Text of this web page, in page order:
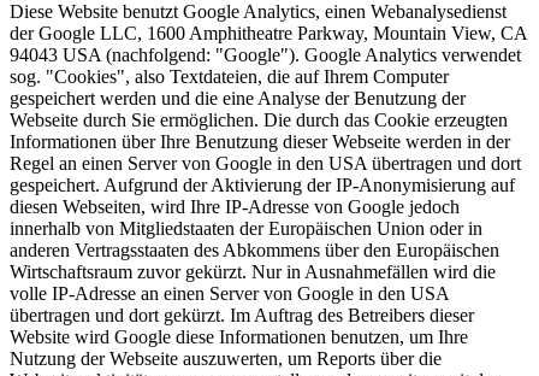
Diese Website benutzt Google Analytics, einen Webanalysedienst
der Google LLC, 1600 Amphitheatre Parkway, Mountain View, CA
94043 USA (nachfolgend: "Google"). Google Analytics verwendet
sog. "Cookies", also Textdateien, die auf Ihrem Computer
gespeichert werden und die eine Analyse der Benutzung der
Webseite durch Sie ermöglichen. Die durch das Cookie erzeugten
Informationen über Ihre Benutzung dieser Webseite werden in der
Regel an einen Server von Google in den USA übertragen und dort
gespeichert. Aufgrund der Aktivierung der IP-Anonymisierung auf
diesen Webseiten, wird Ihre IP-Adresse von Google jedoch
innerhalb von Mitgliedstaaten der Europäischen Union oder in
anderen Vertragsstaaten des Abkommens über den Europäischen
Wirtschaftsraum zuvor gekürzt. Nur in Ausnahmefällen wird die
volle IP-Adresse an einen Server von Google in den USA
übertragen und dort gekürzt. Im Auftrag des Betreibers dieser
Website wird Google diese Informationen benutzen, um Ihre
Nutzung der Webseite auszuwerten, um Reports über die